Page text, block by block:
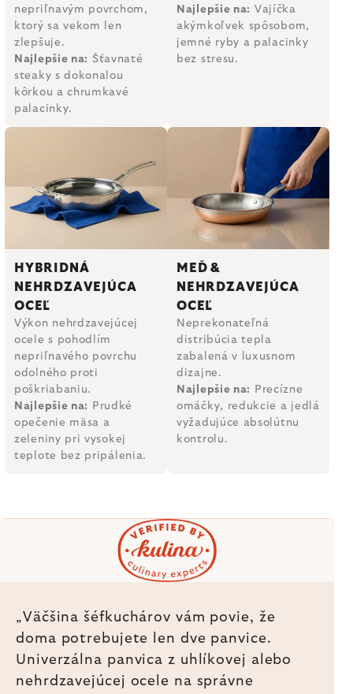
nepriľnavým povrchom,
ktorý sa vekom len
zlepšuje.
Najlepšie na: Šťavnaté
steaky s dokonalou
kôrkou a chrumkavé
palacinky.
Najlepšie na: Vajíčka
akýmkoľvek spôsobom,
jemné ryby a palacinky
bez stresu.
HYBRIDNÁ
NEHRDZAVEJÚCA
OCEĽ
Výkon nehrdzavejúcej
ocele s pohodlím
nepriľnavého povrchu
odolného proti
poškriabaniu.
Najlepšie na:
Prudké
opečenie mäsa a
zeleniny pri vysokej
teplote bez pripálenia.
MEĎ &
NEHRDZAVEJÚCA
OCEĽ
Neprekonateľná
distribúcia tepla
zabalená v luxusnom
dizajne.
Najlepšie na:
Precízne
omáčky, redukcie a jedlá
vyžadujúce absolútnu
kontrolu.
„Väčšina šéfkuchárov vám povie, že
doma potrebujete len dve panvice.
Univerzálna panvica z uhlíkovej alebo
nehrdzavejúcej ocele na správne